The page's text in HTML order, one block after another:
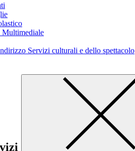
Servizi culturali e dello spettacolo